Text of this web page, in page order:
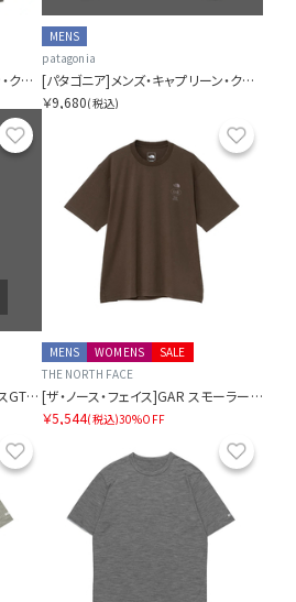
[パタゴニア]メンズ・キャプリーン・クール・デイリー・フーディ
MENS
patagonia
[パタゴニア]メンズ・キャプリーン・クール・デイリー・フーディ
￥9,680(税込)
お気に入り
[ザ・ノース・フェイス]スリーブレスGTDメランジクルー
SALE
MENS
WOMENS
THE NORTH FACE
[ザ・ノース・フェイス]GAR スモーラータイポグラフィックショートスリーブティー
￥5,544(税込)30%OFF
お気に入り